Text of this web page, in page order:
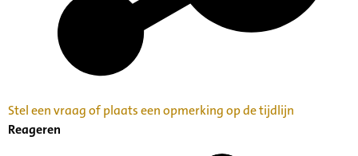
Stel een vraag of plaats een opmerking op de tijdlijn
Reageren